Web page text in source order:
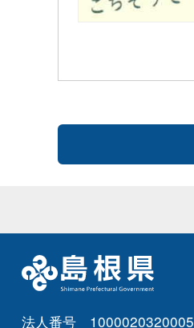
法人番号 1000020320005